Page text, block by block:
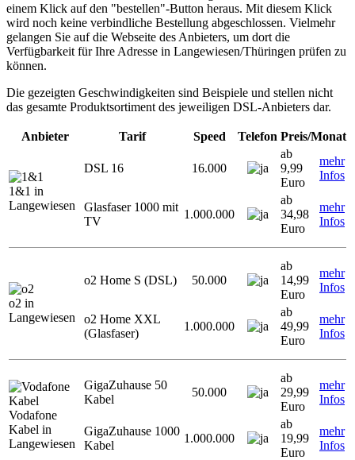
einem Klick auf den "bestellen"-Button heraus. Mit diesem Klick
wird noch keine verbindliche Bestellung abgeschlossen. Vielmehr
gelangen Sie auf die Webseite des Anbieters, um dort die
Verfügbarkeit für Ihre Adresse in Langewiesen/Thüringen prüfen zu
können.
Die gezeigten Geschwindigkeiten sind Beispiele und stellen nicht
das gesamte Produktsortiment des jeweiligen DSL-Anbieters dar.
Anbieter Tarif Speed Telefon Preis/Monat
1&1 in
Langewiesen
DSL 16 16.000
ab
9,99
Euro
mehr
Infos
Glasfaser 1000 mit
TV
1.000.000
ab
34,98
Euro
mehr
Infos
o2 in
Langewiesen
o2 Home S (DSL) 50.000
ab
14,99
Euro
mehr
Infos
o2 Home XXL
(Glasfaser)
1.000.000
ab
49,99
Euro
mehr
Infos
Vodafone
Kabel in
Langewiesen
GigaZuhause 50
Kabel
50.000
ab
29,99
Euro
mehr
Infos
GigaZuhause 1000
Kabel
1.000.000
ab
19,99
Euro
mehr
Infos